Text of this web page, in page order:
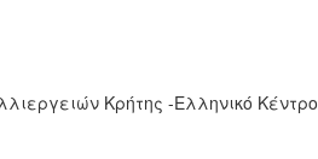
Κρήτης -Ελληνικό Κέντρο